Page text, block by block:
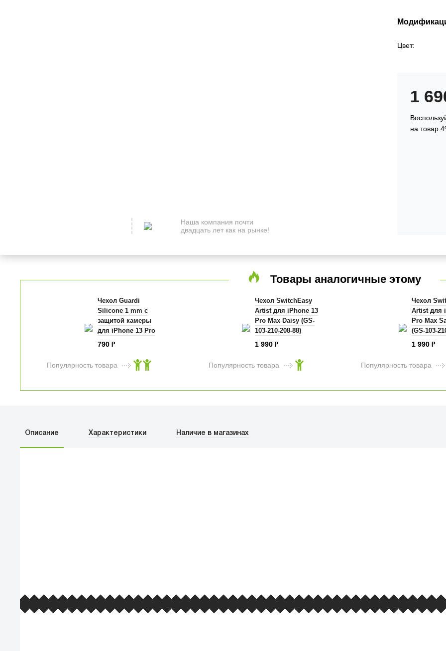
Цвет:
1
на товар
Наша компания почти
двадцать лет как на рынке!
Товары аналогичные этому
Чехол Guardi
Silicone 1 mm с
защитой камеры
для iPhone 13 Pro
Max прозрачный
790₽
Популярность товара
Чехол SwitchEasy
Artist для iPhone 13
Pro Max Daisy (GS-
103-210-208-88)
1 990 ₽
Популярность товара
Чехол
Artist для
Pro Max
(GS-103-
1 990₽
Популярность товара
Описание Характеристики Наличие в магазинах